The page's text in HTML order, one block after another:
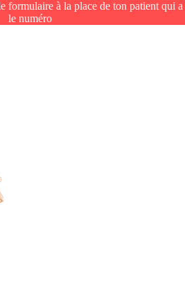
à la place de ton patient qui a
le numéro